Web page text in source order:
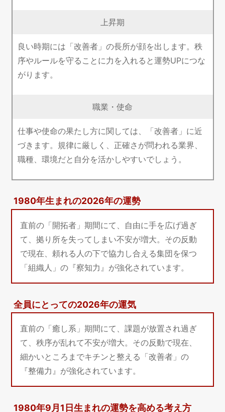
上昇期
良い時期には「改善者」の長所が顔を出します。秩
序やルールを守ることに力を入れると運勢UPにつな
がります。
職業・使命
仕事や使命の果たし方に関しては、「改善者」に近
づきます。規律に厳しく、正確さが問われる業界、
職種、環境だと自分を活かしやすいでしょう。
1980年生まれの2026年の運勢
直前の「開拓者」期間にて、自由に手を広げ過ぎ
て、拠り所を失ってしまい不安が増大。その反動
で現在、頼れる人の下で協力し合える集団を保つ
「組織人」の『察知力』が強化されています。
全員にとっての2026年の運気
直前の「癒し系」期間にて、課題が放置され過ぎ
て、秩序が乱れて不安が増大。その反動で現在、
細かいところまでキチンと整える「改善者」の
『整備力』が強化されています。
1980年9月1日生まれの運勢を高める考え方